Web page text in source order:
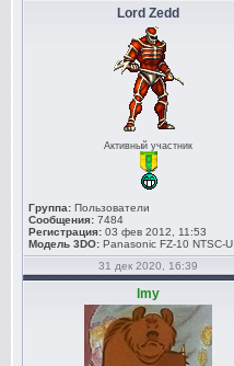
Lord Zedd
Активный участник
Группа: Пользователи
Сообщения: 7484
Регистрация: 03 фев 2012, 11:53
Модель 3DO: Panasonic FZ-10 NTSC-U
31 дек 2020, 16:39
lmy